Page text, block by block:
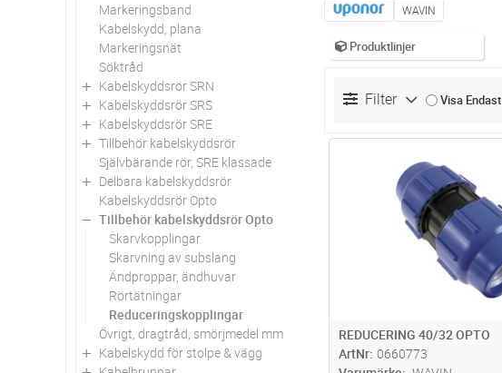
Markeringsband
Kabelskydd, plana
Markeringsnät
Söktråd
Kabelskyddsrör SRN
Kabelskyddsrör SRS
Kabelskyddsrör SRE
Tillbehör kabelskyddsrör
Självbärande rör, SRE klassade
Delbara kabelskyddsrör
Kabelskyddsrör Opto
Tillbehör kabelskyddsrör Opto
Skarvkopplingar
Skarvning av subslang
Ändproppar, ändhuvar
Rörtätningar
Reduceringskopplingar
Övrigt, dragtråd, smörjmedel mm
Kabelskydd för stolpe & vägg
WAVIN
Produktlinjer
Filter Visa Endast
ST
REDUCERING 40/32 OPTO
ArtNr 0660773